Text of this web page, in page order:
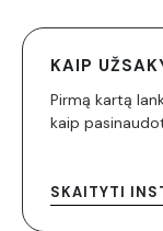
KAIP
Pirmą kartą
kaip
SKAITYTI